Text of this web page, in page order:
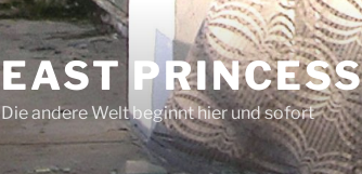
EAST
Die andere Welt beginnt hier und sofort